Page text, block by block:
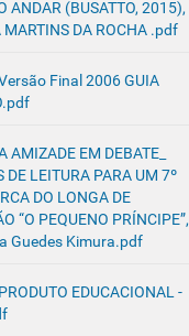
ANDAR (BUSATTO, 2015),
MARTINS DA ROCHA .pdf
Final 2006 GUIA
AMIZADE EM DEBATE_
DE LEITURA PARA UM 7º
DO LONGA DE
“O PEQUENO PRÍNCIPE”,
Guedes Kimura.pdf
PRODUTO EDUCACIONAL -